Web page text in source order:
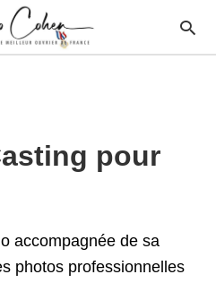
pour
accompagnée de sa
photos professionnelles